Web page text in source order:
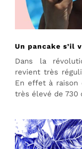
Un pancake s’il
Dans la
revient très
En effet à
très élevé de 730